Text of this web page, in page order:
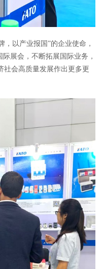
以产业报国”的企业使命，
展会，不断拓展国际业务，
社会高质量发展作出更多更